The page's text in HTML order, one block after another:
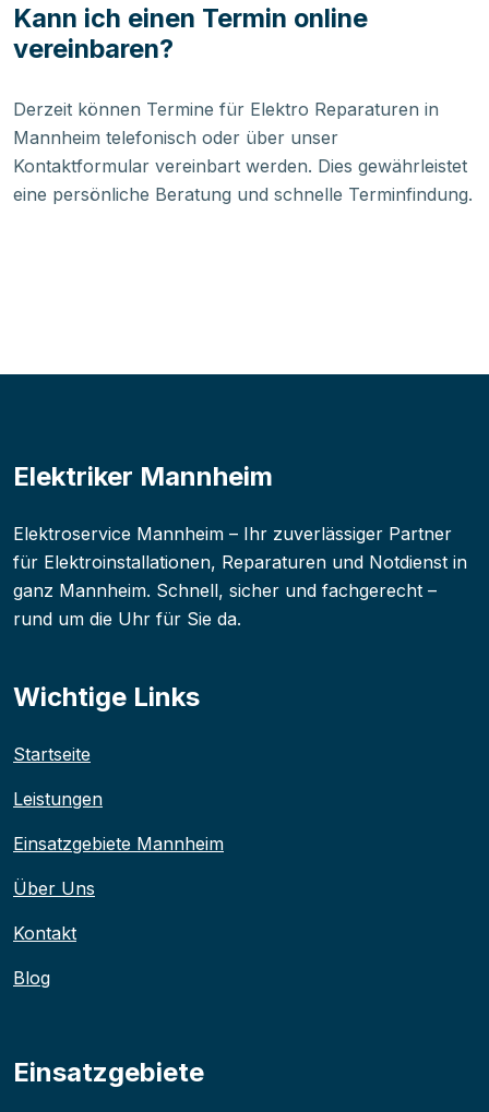
Kann ich einen Termin online
vereinbaren?
Derzeit können Termine für Elektro Reparaturen in
Mannheim telefonisch oder über unser
Kontaktformular vereinbart werden. Dies gewährleistet
eine persönliche Beratung und schnelle Terminfindung.
Elektriker Mannheim
Elektroservice Mannheim – Ihr zuverlässiger Partner
für Elektroinstallationen, Reparaturen und Notdienst in
ganz Mannheim. Schnell, sicher und fachgerecht –
rund um die Uhr für Sie da.
Wichtige Links
Startseite
Leistungen
Einsatzgebiete Mannheim
Über Uns
Kontakt
Blog
Einsatzgebiete